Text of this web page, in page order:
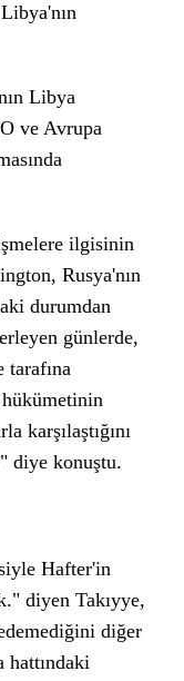
Libya
ve Avrupa
ilgisinin
Rusya'nın
durumdan
günlerde,
karşılaştığını
diye konuştu.
Hafter'in
diyen Takıyye,
diğer